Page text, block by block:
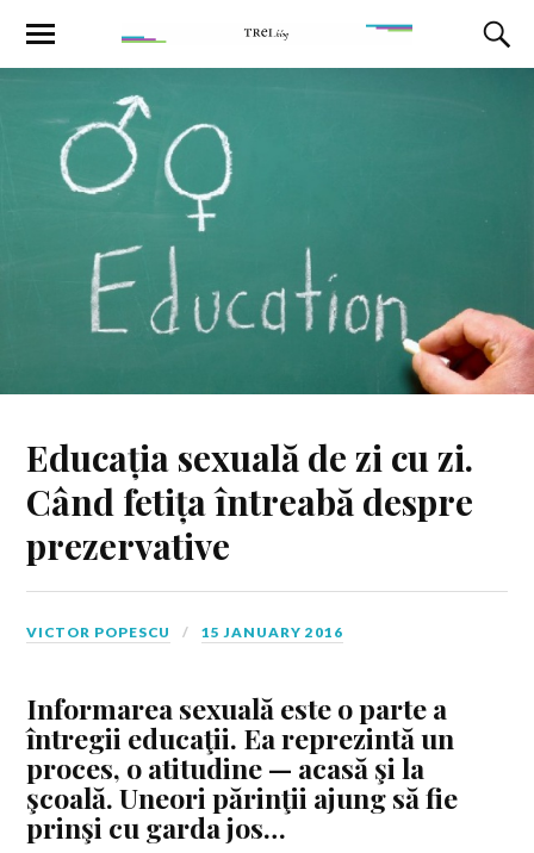
Educația sexuală de zi cu zi.
Când fetița întreabă despre
prezervative
VICTOR POPESCU 15 JANUARY 2016
Informarea sexuală este o parte a
întregii educaţii. Ea reprezintă un
proces, o atitudine — acasă şi la
şcoală. Uneori părinţii ajung să fie
prinşi cu garda jos…